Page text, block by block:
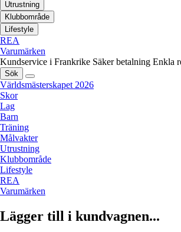
Utrustning
Klubbområde
Lifestyle
REA
Varumärken
Kundservice i Frankrike Säker betalning Enkla
Sök
Världsmästerskapet 2026
Skor
Lag
Barn
Träning
Målvakter
Utrustning
Klubbområde
Lifestyle
REA
Varumärken
Lägger till i kundvagnen...